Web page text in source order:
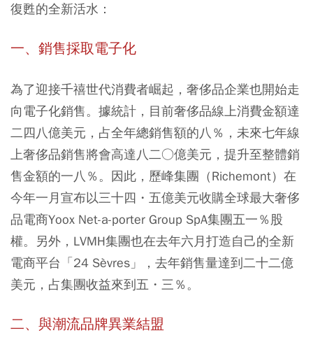
復甦的全新活水：
一、銷售採取電子化
為了迎接千禧世代消費者崛起，奢侈品企業也開始走
向電子化銷售。據統計，目前奢侈品線上消費金額達
二四八億美元，占全年總銷售額的八％，未來七年線
上奢侈品銷售將會高達八二○億美元，提升至整體銷
售金額的一八％。因此，歷峰集團（Richemont）在
今年一月宣布以三十四・五億美元收購全球最大奢侈
品電商Yoox Net-a-porter Group SpA集團五一％股
權。另外，LVMH集團也在去年六月打造自己的全新
電商平台「24 Sèvres」，去年銷售量達到二十二億
美元，占集團收益來到五・三％。
二、與潮流品牌異業結盟